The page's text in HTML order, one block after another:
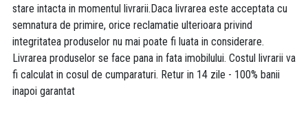
stare intacta in momentul livrarii.Daca livrarea este acceptata cu
semnatura de primire, orice reclamatie ulterioara privind
integritatea produselor nu mai poate fi luata in considerare.
Livrarea produselor se face pana in fata imobilului. Costul livrarii va
fi calculat in cosul de cumparaturi. Retur in 14 zile - 100% banii
inapoi garantat